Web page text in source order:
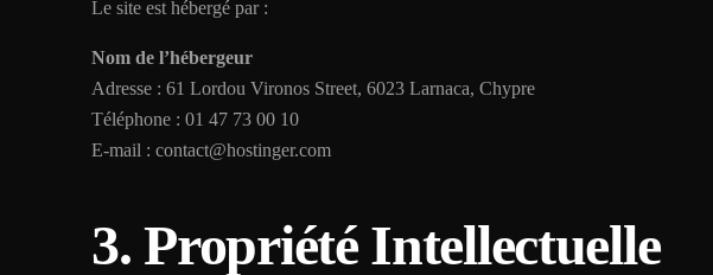
Le site est hébergé par :
Nom de l’hébergeur
Adresse : 61 Lordou Vironos Street, 6023 Larnaca, Chypre
Téléphone : 01 47 73 00 10
E-mail : contact@hostinger.com
3. Propriété Intellectuelle